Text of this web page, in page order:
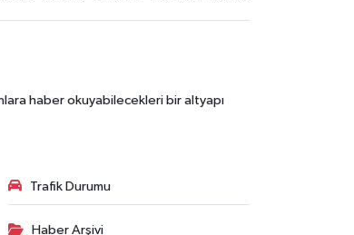
haber okuyabilecekleri bir altyapı
Trafik Durumu
Haber Arşivi